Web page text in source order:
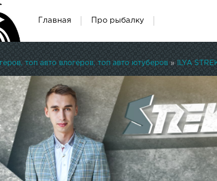
Главная Про рыбалку
топ авто влогеров, топ авто ютуберов» ILYA